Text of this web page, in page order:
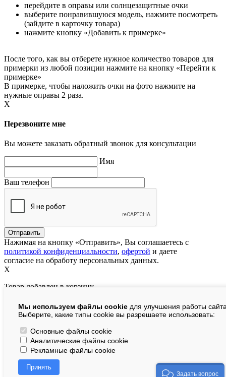
Мы используем файлы cookie для улучшения работы
Выберите, какие типы cookie вы разрешаете использовать:
Основные файлы cookie
Аналитические файлы cookie
Рекламные файлы cookie
Принять
перейдите в оправы или солнцезащитные очки
выберите понравившуюся модель, нажмите посмотреть
(зайдите в карточку товара)
нажмите кнопку «Добавить к примерке»
После того, как вы отберете нужное количество товаров для
примерки из любой позиции нажмите на кнопку «Перейти к
примерке»
В примерке, чтобы наложить очки на фото нажмите на
нужные оправы 2 раза.
X
Перезвоните мне
Вы можете заказать обратный звонок для консультации
Имя
Ваш телефон
Нажимая на кнопку «Отправить», Вы соглашаетесь с
политикой конфиденциальности, офертой и даете
согласие на обработу персональных данных.
X
Товар добавлен в корзину
В корзине:шт.
На сумму:руб.
Перейти в корзину
Продолжить покупки
Задать вопрос